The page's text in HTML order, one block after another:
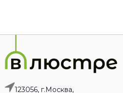
123056, г.Москва,